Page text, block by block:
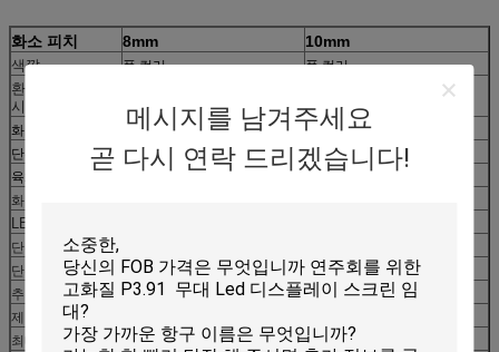
메시지를 남겨주세요
곧 다시 연락 드리겠습니다!
화소 피치 8mm 10mm
색깔 풀 컬러 풀 컬러
환경을 이용하십
시오
화소 피치 8mm
10mm
단위 크기
256*128mm
320*320mm
육체적인 조밀도
15625의 점/평방 미터
10000dots/평방 미터
화소 윤곽
LED 칩
단위 해결책
단위 힘
30w
70w
추천된 시거리
8-70m
4-35m
제일 시야각
최대 전력 소비
850w
620w